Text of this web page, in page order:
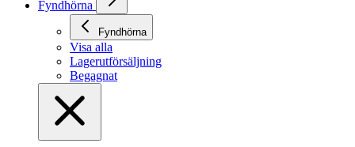
Fyndhörna
Fyndhörna
Visa alla
Lagerutförsäljning
Begagnat